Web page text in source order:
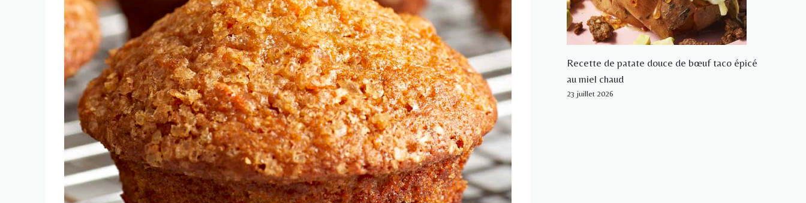
Recette de patate douce de bœuf taco épicé
au miel chaud
23 juillet 2026